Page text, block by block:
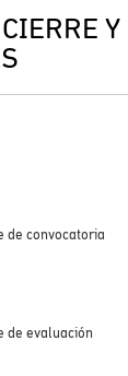
Y
de convocatoria
de evaluación